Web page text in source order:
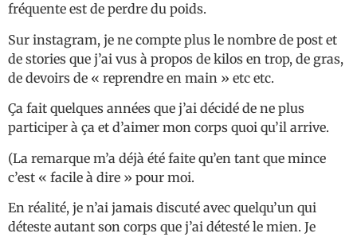
fréquente est de perdre du poids.
Sur instagram, je ne compte plus le nombre de post et
de stories que j’ai vus à propos de kilos en trop, de gras,
de devoirs de « reprendre en main » etc etc.
Ça fait quelques années que j’ai décidé de ne plus
participer à ça et d’aimer mon corps quoi qu’il arrive.
(La remarque m’a déjà été faite qu’en tant que mince
c’est « facile à dire » pour moi.
En réalité, je n’ai jamais discuté avec quelqu’un qui
déteste autant son corps que j’ai détesté le mien. Je